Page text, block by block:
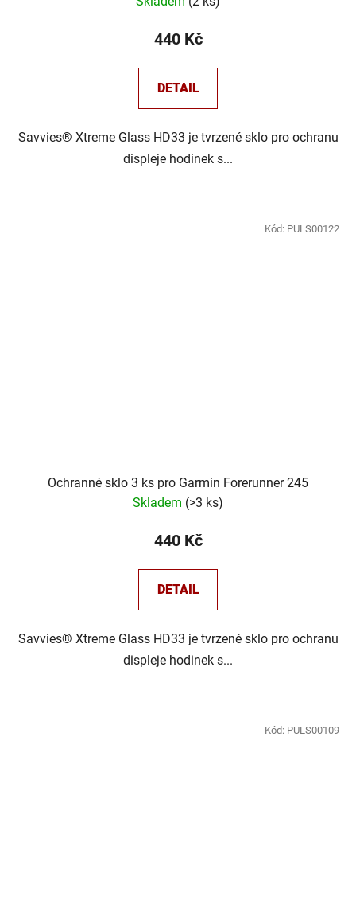
440 Kč
DETAIL
Savvies® Xtreme Glass HD33 je tvrzené sklo pro ochranu
displeje hodinek s...
Ochranné sklo 3 ks pro Garmin Forerunner 245
Skladem (>3 ks)
440 Kč
DETAIL
Savvies® Xtreme Glass HD33 je tvrzené sklo pro ochranu
displeje hodinek s...
Kód: PULS00122
Kód: PULS00109